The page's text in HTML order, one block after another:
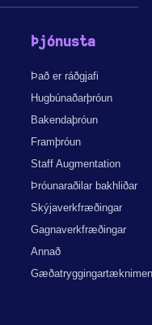
Þjónusta
Það er ráðgjafi
Hugbúnaðarþróun
Bakendaþróun
Framþróun
Staff Augmentation
Þróunaraðilar bakhliðar
Skýjaverkfræðingar
Gagnaverkfræðingar
Annað